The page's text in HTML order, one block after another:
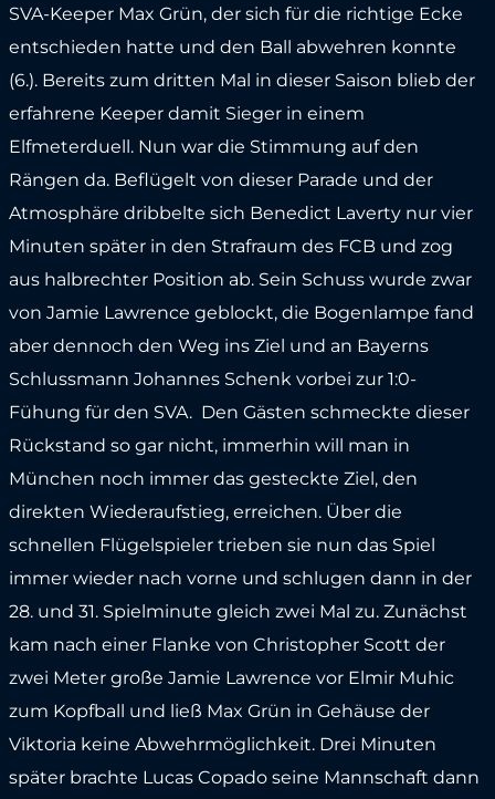
SVA-Keeper Max Grün, der sich für die richtige Ecke
entschieden hatte und den Ball abwehren konnte
(6.). Bereits zum dritten Mal in dieser Saison blieb der
erfahrene Keeper damit Sieger in einem
Elfmeterduell. Nun war die Stimmung auf den
Rängen da. Beflügelt von dieser Parade und der
Atmosphäre dribbelte sich Benedict Laverty nur vier
Minuten später in den Strafraum des FCB und zog
aus halbrechter Position ab. Sein Schuss wurde zwar
von Jamie Lawrence geblockt, die Bogenlampe fand
aber dennoch den Weg ins Ziel und an Bayerns
Schlussmann Johannes Schenk vorbei zur 1:0-
Fühung für den SVA. Den Gästen schmeckte dieser
Rückstand so gar nicht, immerhin will man in
München noch immer das gesteckte Ziel, den
direkten Wiederaufstieg, erreichen. Über die
schnellen Flügelspieler trieben sie nun das Spiel
immer wieder nach vorne und schlugen dann in der
28. und 31. Spielminute gleich zwei Mal zu. Zunächst
kam nach einer Flanke von Christopher Scott der
zwei Meter große Jamie Lawrence vor Elmir Muhic
zum Kopfball und ließ Max Grün in Gehäuse der
Viktoria keine Abwehrmöglichkeit. Drei Minuten
später brachte Lucas Copado seine Mannschaft dann